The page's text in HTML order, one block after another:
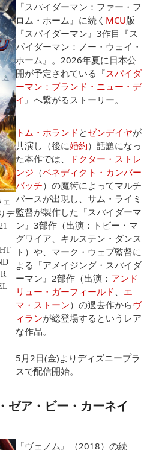
デ
『スパイダーマン：ファー・フ
ロム・ホーム』に続く MCU版
『スパイダーマン』3作目『ス
パイダーマン：ノー・ウェイ・
ホーム』。2026年夏に日本公
開が予定されている『スパイダ
ーマン：ブランド・ニュー・デ
イ 』へ繋がるストーリー。
トム・ホランド と ゼンデイヤが
共演し（後に婚約）話題になっ
た本作では、
ドクター・ストレ
ンジ （ベネディクト・カンバー
バッチ）の魔術によってマルチ
バースが出現し、サム・ライミ
監督が製作した『スパイダーマ
ン』3部作（出演：トビー・マ
グワイア、キルステン・ダンス
ト）や、マーク・ウェブ監督に
よる『アメイジング・スパイダ
ーマン』2部作（出演： アンド
リュー・ガーフィールド 、 エ
マ・ストーン）の過去作からヴ
ィランが総登場するというレア
な作品。
5月2日(金)よりディズニープラ
スで配信開始。
ゼア・ビー・カーネイ
『ヴェノム』（2018）の続